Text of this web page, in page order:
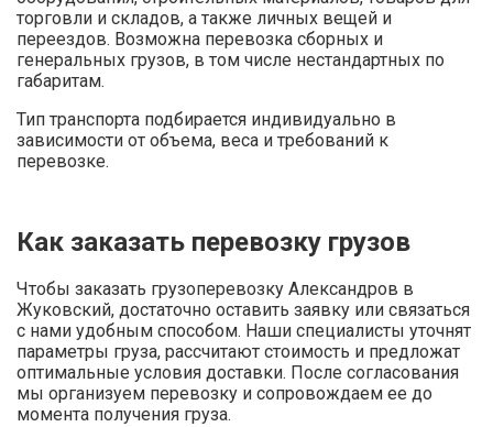
торговли и складов, а также личных вещей и
переездов. Возможна перевозка сборных и
генеральных грузов, в том числе нестандартных по
габаритам.
Тип транспорта подбирается индивидуально в
зависимости от объема, веса и требований к
перевозке.
Как заказать перевозку грузов
Чтобы заказать грузоперевозку Александров в
Жуковский, достаточно оставить заявку или связаться
с нами удобным способом. Наши специалисты уточнят
параметры груза, рассчитают стоимость и предложат
оптимальные условия доставки. После согласования
мы организуем перевозку и сопровождаем ее до
момента получения груза.